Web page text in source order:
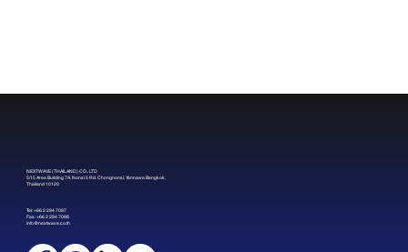
NEXTWAVE (THAILAND) CO., LTD
5/15 Area Building 7A, Nonsi 5 Rd. Chongnonsi, Yannawa Bangkok,
Thailand 10120
Tel: +66 2 294 7097
Fax: +66 2 294 7098
info@nextwave.co.th